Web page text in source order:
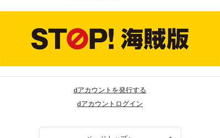
dアカウントを発行する
dアカウントログイン